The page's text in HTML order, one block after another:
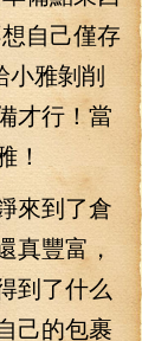
自己僅存
小雅剝削
才行！當
！
到了倉
真豐富，
到了什么
己的包裹